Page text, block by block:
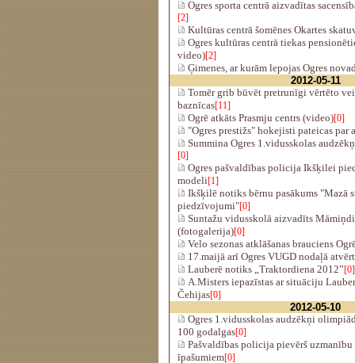
Ogres sporta centrā aizvadītas
[2]
Kultūras centrā šomēnes Okartes
Ogres kultūras centrā tiekas
video)[2]
Ģimenes, ar kurām lepojas Ogres
2012-05-11
Tomēr grib būvēt pretrunīgi vērtēto
baznīcas[11]
Ogrē atkāts Prasmju centrs (video)[0]
"Ogres prestižs" hokejisti pateicas par
Summina Ogres 1.vidusskolas
[0]
Ogres pašvaldības policija Ikšķilei
modeli[1]
Ikšķilē notiks bērnu pasākums "Mazā
piedzīvojumi"[0]
Suntažu vidusskolā aizvadīts
(fotogalerija)[0]
Velo sezonas atklāšanas brauciens
17.maijā arī Ogres VUGD nodaļā
Lauberē notiks „Traktordiena 2012”[0]
A.Misters iepazīstas ar situāciju
Čehijas[0]
2012-05-10
Ogres 1.vidusskolas audzēkņi
100 godalgas[0]
Pašvaldības policija pievērš
īpašumiem[0]